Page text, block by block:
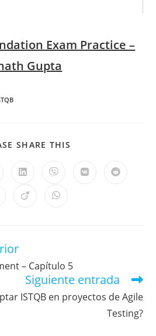
Exam Practice –
Gupta
SHARE THIS
– Capítulo 5
Siguiente entrada
ISTQB en proyectos de Agile
Testing?